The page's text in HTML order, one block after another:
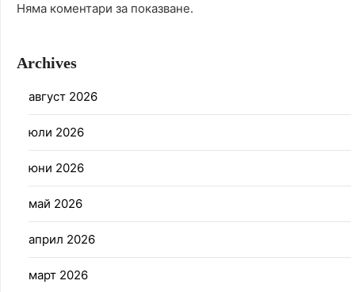
Няма коментари за показване.
Archives
август 2026
юли 2026
юни 2026
май 2026
април 2026
март 2026